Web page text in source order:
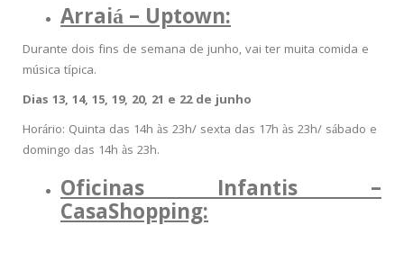
Arraiá – Uptown:
Durante dois fins de semana de junho, vai ter muita comida e
música típica.
Dias 13, 14, 15, 19, 20, 21 e 22 de junho
Horário: Quinta das 14h às 23h/ sexta das 17h às 23h/ sábado e
domingo das 14h às 23h.
Oficinas Infantis –
CasaShopping: